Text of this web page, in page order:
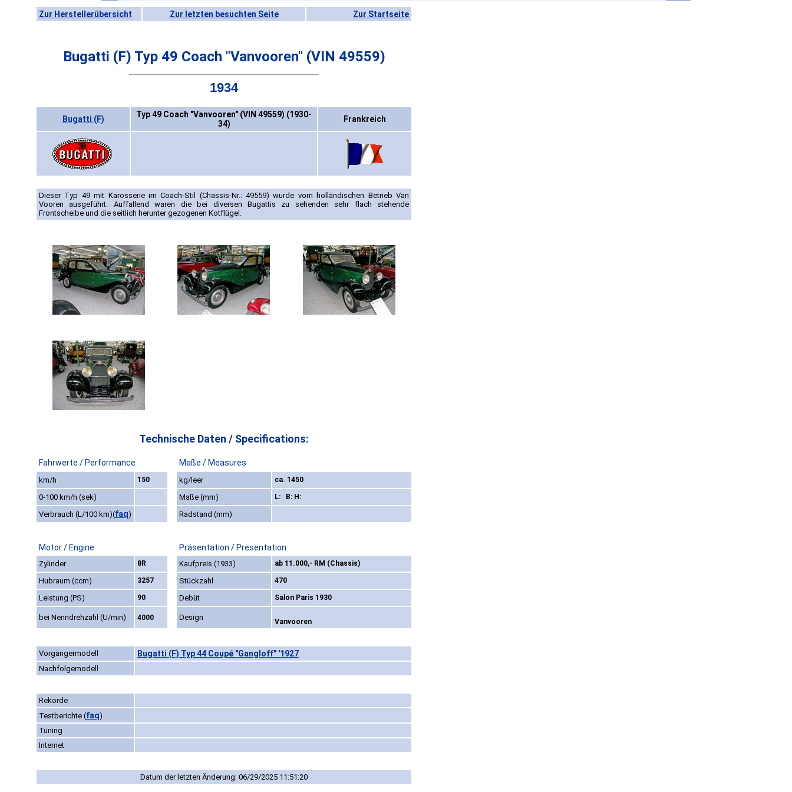
Zur Herstellerübersicht Zur letzten besuchten Seite Zur Startseite
Bugatti (F) Typ 49 Coach "Vanvooren" (VIN 49559)
1934
Bugatti (F)
Typ 49 Coach "Vanvooren" (VIN 49559) (1930-
34)
Frankreich
Dieser Typ 49 mit Karosserie im Coach-Stil (Chassis-Nr.: 49559) wurde vom holländischen Betrieb Van
Vooren ausgeführt. Auffallend waren die bei diversen Bugattis zu sehenden sehr flach stehende
Frontscheibe und die seitlich herunter gezogenen Kotflügel.
Technische Daten / Specifications:
Fahrwerte / Performance Maße / Measures
km/h 150 kg/leer ca. 1450
0-100 km/h (sek) Maße (mm) L: B: H:
Verbrauch (L/100 km)(faq) Radstand (mm)
Motor / Engine Präsentation / Presentation
Zylinder 8R Kaufpreis (1933) ab 11.000,- RM (Chassis)
Hubraum (ccm) 3257 Stückzahl 470
Leistung (PS) 90 Debüt Salon Paris 1930
bei Nenndrehzahl (U/min) 4000 Design Vanvooren
Vorgängermodell Bugatti (F) Typ 44 Coupé "Gangloff" '1927
Nachfolgemodell
Rekorde
Testberichte (faq)
Tuning
Internet
Datum der letzten Änderung: 06/29/2025 11:51:20